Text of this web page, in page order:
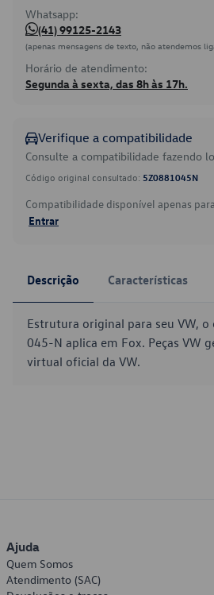
Whatsapp:
(41) 99125-2143
(apenas mensagens de texto, não atendemos
Horário de atendimento:
Segunda à sexta, das 8h às 17h.
Verifique a compatibilidade
Consulte a compatibilidade fazendo
Código original consultado: 5Z0881045N
Compatibilidade disponível apenas
Entrar
Descrição Características
Estrutura original para seu VW,
045-N aplica em Fox. Peças VW
virtual oficial da VW.
Ajuda
Quem Somos
Atendimento (SAC)